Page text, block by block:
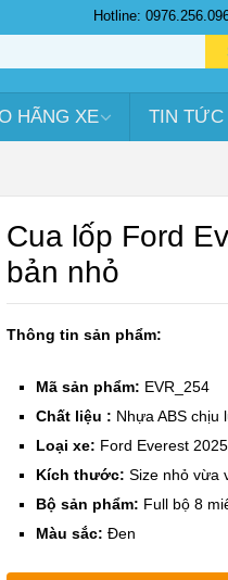
Hotline:
HÃNG XE TIN TỨC
Cua lốp Ford
bản nhỏ
Thông tin sản phẩm:
Mã sản phẩm: EVR_254
Chất liệu : Nhựa ABS chịu
Loại xe: Ford Everest
Kích thước: Size nhỏ vừa
Bộ sản phẩm: Full bộ 8
Màu sắc: Đen